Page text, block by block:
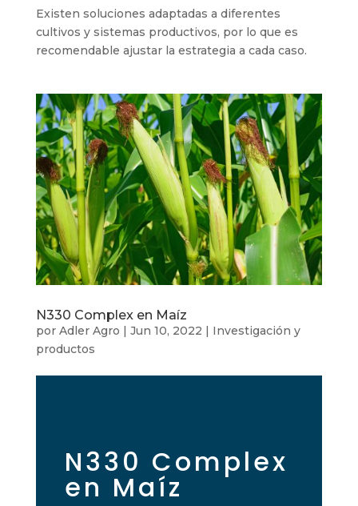
Existen soluciones adaptadas a diferentes
cultivos y sistemas productivos, por lo que es
recomendable ajustar la estrategia a cada caso.
N330 Complex en Maíz
por Adler Agro | Jun 10, 2022 | Investigación y
productos
N330 Complex
en Maíz